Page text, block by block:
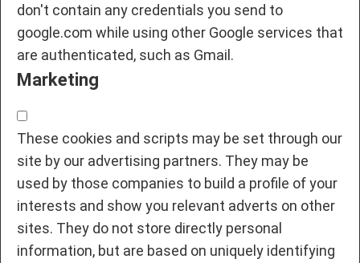
don't contain any credentials you send to
google.com while using other Google services that
are authenticated, such as Gmail.
Marketing
These cookies and scripts may be set through our
site by our advertising partners. They may be
used by those companies to build a profile of your
interests and show you relevant adverts on other
sites. They do not store directly personal
information, but are based on uniquely identifying